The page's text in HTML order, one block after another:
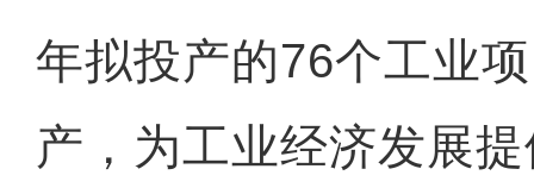
年拟投产的76个工业
产，为工业经济发展